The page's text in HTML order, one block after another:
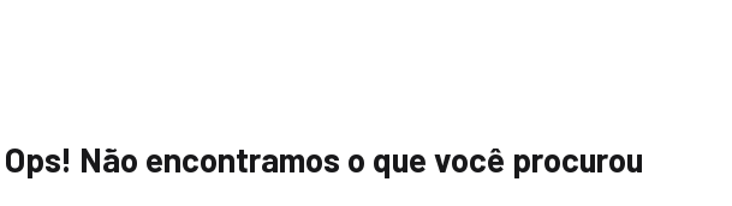
Ops! Não encontramos o que você procurou